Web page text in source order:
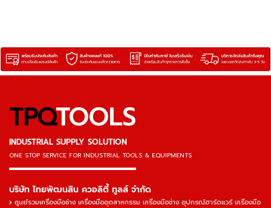
TPQTOOLS
INDUSTRIAL SUPPLY SOLUTION
ONE STOP SERVICE FOR INDUSTRIAL TOOLS & EQUIPMENTS
▬▬▬▬▬▬▬▬▬▬▬▬▬▬▬
บริษัท ไทยพัฒนสิน ควอลิตี้ ทูลส์ จำกัด
ศูนย์รวมเครื่องมือช่าง เครื่องมืออุตสาหกรรม เครื่องมือช่าง อุปกรณ์ฮาร์ดแวร์ เครื่องมือ